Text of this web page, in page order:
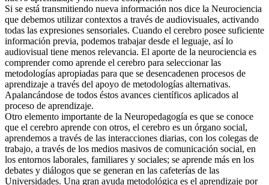
Si se está transmitiendo nueva información nos dice la Neurociencia
que debemos utilizar contextos a través de audiovisuales, activando
todas las expresiones sensoriales. Cuando el cerebro posee suficiente
información previa, podemos trabajar desde el leguaje, así lo
audiovisual tiene menos relevancia. El aporte de la neurociencia es
comprender como aprende el cerebro para seleccionar las
metodologías apropiadas para que se desencadenen procesos de
aprendizaje a través del apoyo de metodologías alternativas.
Apalancándose de todos éstos avances científicos aplicados al
proceso de aprendizaje.
Otro elemento importante de la Neuropedagogía es que se conoce
que el cerebro aprende con otros, el cerebro es un órgano social,
aprendemos a través de las interacciones diarias, con los colegas de
trabajo, a través de los medios masivos de comunicación social, en
los entornos laborales, familiares y sociales; se aprende más en los
debates y diálogos que se generan en las cafeterías de las
Universidades. Una gran ayuda metodológica es el aprendizaje por